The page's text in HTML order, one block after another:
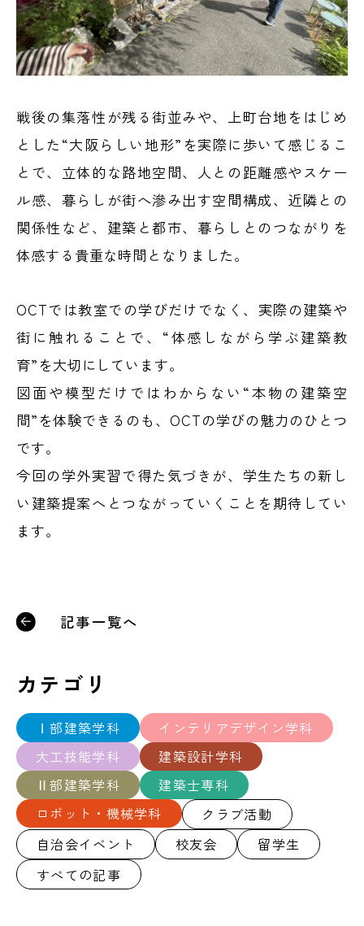
戦後の集落性が残る街並みや、上町台地をはじめ
とした“大阪らしい地形”を実際に歩いて感じるこ
とで、立体的な路地空間、人との距離感やスケー
ル感、暮らしが街へ滲み出す空間構成、近隣との
関係性など、建築と都市、暮らしとのつながりを
体感する貴重な時間となりました。
OCTでは教室での学びだけでなく、実際の建築や
街に触れることで、“体感しながら学ぶ建築教
育”を大切にしています。
図面や模型だけではわからない“本物の建築空
間”を体験できるのも、OCTの学びの魅力のひとつ
です。
今回の学外実習で得た気づきが、学生たちの新し
い建築提案へとつながっていくことを期待してい
ます。
記事一覧へ
カテゴリ
Ⅰ部建築学科
インテリアデザイン学科
大工技能学科
建築設計学科
Ⅱ部建築学科
建築士専科
ロボット・機械学科
クラブ活動
自治会イベント
校友会
留学生
すべての記事